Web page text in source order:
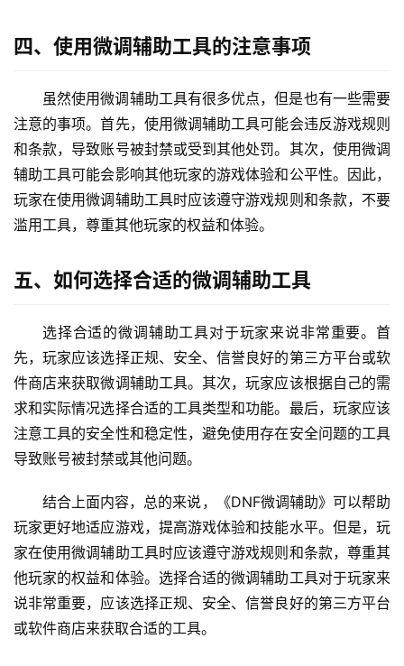
四、使用微调辅助工具的注意事项
虽然使用微调辅助工具有很多优点，但是也有一些需要
注意的事项。首先，使用微调辅助工具可能会违反游戏规则
和条款，导致账号被封禁或受到其他处罚。其次，使用微调
辅助工具可能会影响其他玩家的游戏体验和公平性。因此，
玩家在使用微调辅助工具时应该遵守游戏规则和条款，不要
滥用工具，尊重其他玩家的权益和体验。
五、如何选择合适的微调辅助工具
选择合适的微调辅助工具对于玩家来说非常重要。首
先，玩家应该选择正规、安全、信誉良好的第三方平台或软
件商店来获取微调辅助工具。其次，玩家应该根据自己的需
求和实际情况选择合适的工具类型和功能。最后，玩家应该
注意工具的安全性和稳定性，避免使用存在安全问题的工具
导致账号被封禁或其他问题。
结合上面内容，总的来说，《DNF微调辅助》可以帮助
玩家更好地适应游戏，提高游戏体验和技能水平。但是，玩
家在使用微调辅助工具时应该遵守游戏规则和条款，尊重其
他玩家的权益和体验。选择合适的微调辅助工具对于玩家来
说非常重要，应该选择正规、安全、信誉良好的第三方平台
或软件商店来获取合适的工具。